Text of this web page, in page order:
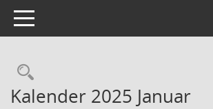
Toggle navigation
Rechercheauswahl
Kalender 2025 Januar